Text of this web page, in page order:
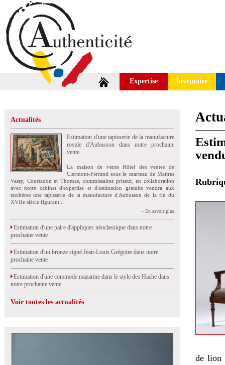
Expertise Inventaire
Actualités
Estimation d'une tapisserie de la manufacture
royale d'Aubusson dans notre prochaine
vente
La maison de vente Hôtel des ventes de
Clermont-Ferrand sous le marteau de Maîtres
Vassy, Courtadon et Thomas, commissaires priseur, en collaboration
avec notre cabinet d'expertise et d'estimation gratuite vendra aux
enchères une tapisserie de la manufacture d'Aubusson de la fin du
XVIIe siècle figurant...
» En savoir plus
Estimation d'une paire d'appliques néoclassique dans notre
prochaine vente
Estimation d'un bronze signé Jean-Louis Grégoire dans notre
prochaine vente
Estimation d'une commode mazarine dans le style des Hache dans
notre prochaine vente
Voir toutes les actualités
de lion